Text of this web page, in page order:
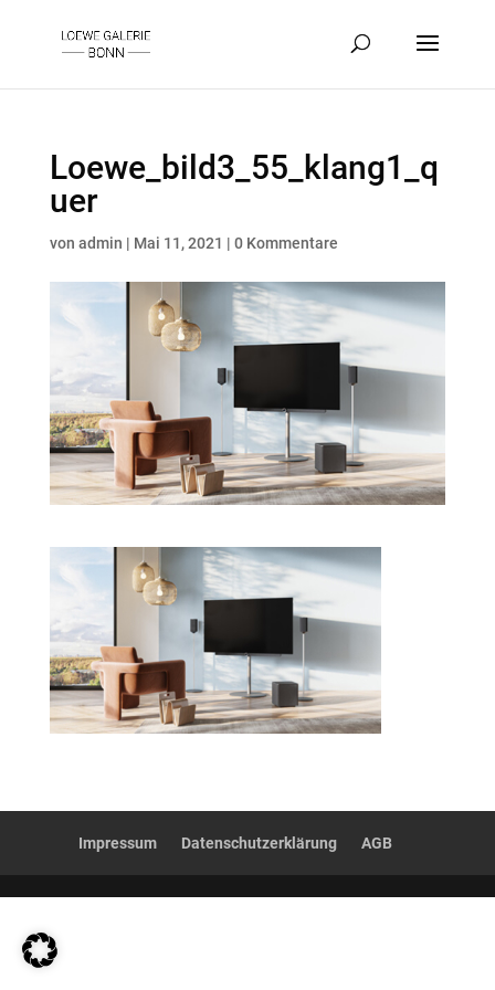
Loewe_bild3_55_klang1_q
uer
von admin | Mai 11, 2021 | 0 Kommentare
Impressum Datenschutzerklärung AGB